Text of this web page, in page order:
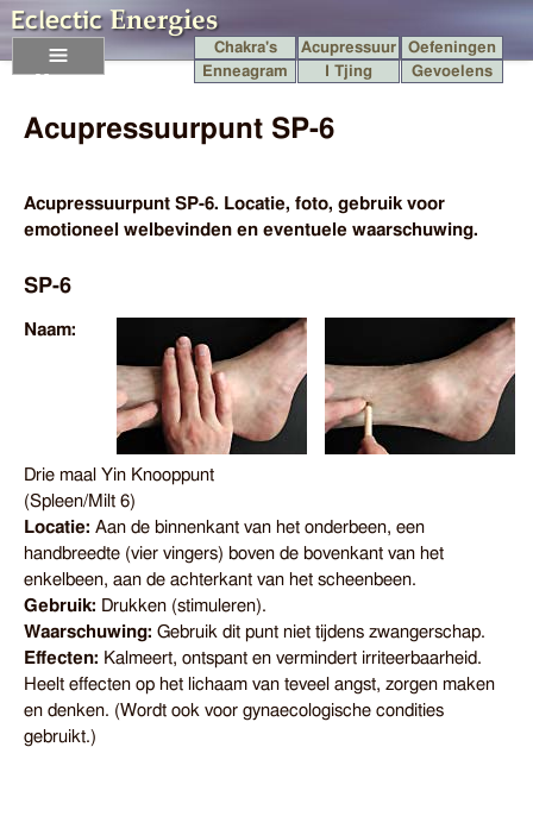
Chakra's Acupressuur
Oefeningen
Enneagram
I Tjing Gevoelens
Acupressuurpunt SP-6
Acupressuurpunt SP-6. Locatie, foto, gebruik voor
emotioneel welbevinden en eventuele waarschuwing.
SP-6
Naam:
Drie maal Yin Knooppunt
(Spleen/Milt 6)
Locatie: Aan de binnenkant van het onderbeen, een
handbreedte (vier vingers) boven de bovenkant van het
enkelbeen, aan de achterkant van het scheenbeen.
Gebruik: Drukken (stimuleren).
Waarschuwing: Gebruik dit punt niet tijdens zwangerschap.
Effecten: Kalmeert, ontspant en vermindert irriteerbaarheid.
Heelt effecten op het lichaam van teveel angst, zorgen maken
en denken. (Wordt ook voor gynaecologische condities
gebruikt.)